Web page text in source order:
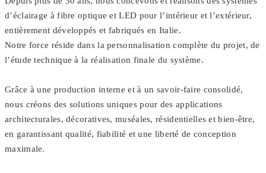
d’éclairage à fibre optique et LED pour l’intérieur et l’extérieur,
entièrement développés et fabriqués en Italie.
Notre force réside dans la personnalisation complète du projet, de
l’étude technique à la réalisation finale du système.
Grâce à une production interne et à un savoir-faire consolidé,
nous créons des solutions uniques pour des applications
architecturales, décoratives, muséales, résidentielles et bien-être,
en garantissant qualité, fiabilité et une liberté de conception
maximale.